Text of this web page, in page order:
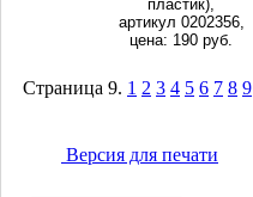
пластик),
артикул 0202356,
цена: 190 руб.
Страница 9. 1 2 3 4 5 6 7 8 9
Версия для печати